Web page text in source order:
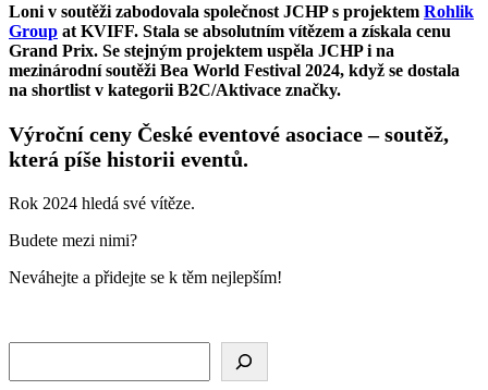
Loni v soutěži zabodovala společnost JCHP s projektem Rohlik
Group at KVIFF. Stala se absolutním vítězem a získala cenu
Grand Prix. Se stejným projektem uspěla JCHP i na
mezinárodní soutěži Bea World Festival 2024, když se dostala
na shortlist v kategorii B2C/Aktivace značky.
Výroční ceny České eventové asociace – soutěž,
která píše historii eventů.
Rok 2024 hledá své vítěze.
Budete mezi nimi?
Neváhejte a přidejte se k těm nejlepším!